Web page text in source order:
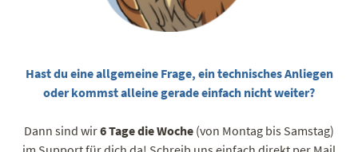
Hast du eine allgemeine Frage, ein technisches Anliegen
oder kommst alleine gerade einfach nicht weiter?
Dann sind wir6 Tage die Woche (von Montag bis Samstag)